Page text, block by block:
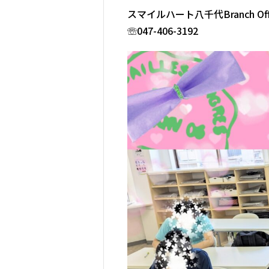
スマイルハート八千代Branch
☏047-406-3192